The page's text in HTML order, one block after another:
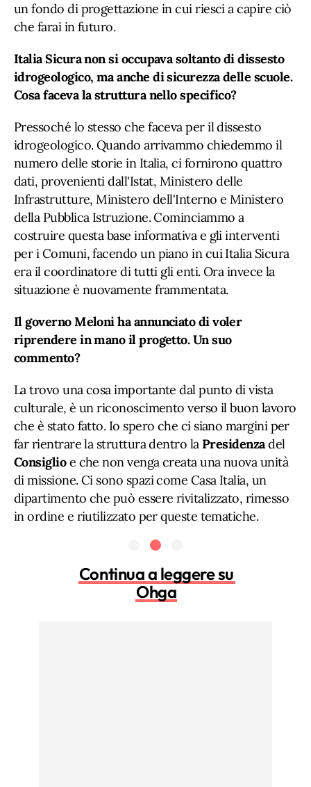
un fondo di progettazione in cui riesci a capire ciò
che farai in futuro.
Italia Sicura non si occupava soltanto di dissesto
idrogeologico, ma anche di sicurezza delle scuole.
Cosa faceva la struttura nello specifico?
Pressoché lo stesso che faceva per il dissesto
idrogeologico. Quando arrivammo chiedemmo il
numero delle storie in Italia, ci fornirono quattro
dati, provenienti dall'Istat, Ministero delle
Infrastrutture, Ministero dell'Interno e Ministero
della Pubblica Istruzione. Cominciammo a
costruire questa base informativa e gli interventi
per i Comuni, facendo un piano in cui Italia Sicura
era il coordinatore di tutti gli enti. Ora invece la
situazione è nuovamente frammentata.
Il governo Meloni ha annunciato di voler
riprendere in mano il progetto. Un suo
commento?
La trovo una cosa importante dal punto di vista
culturale, è un riconoscimento verso il buon lavoro
che è stato fatto. Io spero che ci siano margini per
far rientrare la struttura dentro laPresidenzadel
Consiglioe che non venga creata una nuova unità
di missione. Ci sono spazi come Casa Italia, un
dipartimento che può essere rivitalizzato, rimesso
in ordine e riutilizzato per queste tematiche.
Continua a leggere su
Ohga